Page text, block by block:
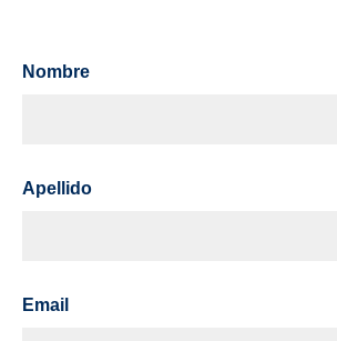
Nombre
Apellido
Email